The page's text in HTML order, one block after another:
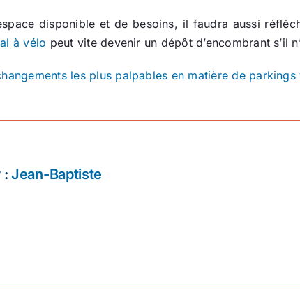
disponible et de besoins, il faudra aussi
à vélo peut vite devenir un dépôt d’encombrant s’il
les plus palpables en matière de parkings
:Jean-Baptiste